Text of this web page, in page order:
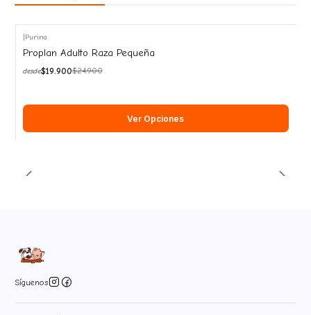
-20%
OFF
Purina
Proplan Adulto Raza Pequeña
desde$19.900$24.900
Ver Opciones
Síguenos